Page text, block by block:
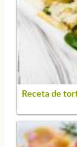
Receta de